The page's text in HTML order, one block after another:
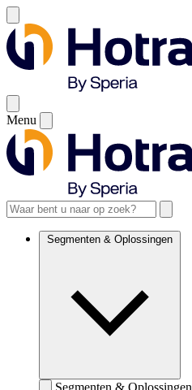
Menu
Segmenten & Oplossingen